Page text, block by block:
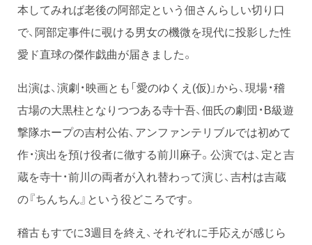
本してみれば老後の阿部定という佃さんらしい切り口
で、阿部定事件に覗ける男女の機微を現代に投影した性
愛ド直球の傑作戯曲が届きました。
出演は、演劇・映画とも「愛のゆくえ(仮)」から、現場・稽
古場の大黒柱となりつつある寺十吾、佃氏の劇団・B級遊
撃隊ホープの吉村公佑、アンファンテリブルでは初めて
作・演出を預け役者に徹する前川麻子。公演では、定と吉
蔵を寺十・前川の両者が入れ替わって演じ、吉村は吉蔵
の『ちんちん』という役どころです。
稽古もすでに3週目を終え、それぞれに手応えが感じら